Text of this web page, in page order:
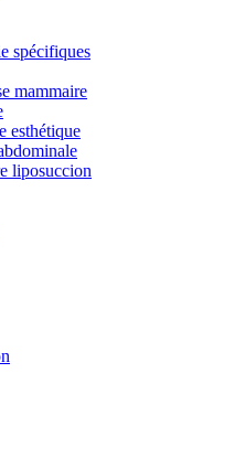
spécifiques
mammaire
esthétique
liposuccion